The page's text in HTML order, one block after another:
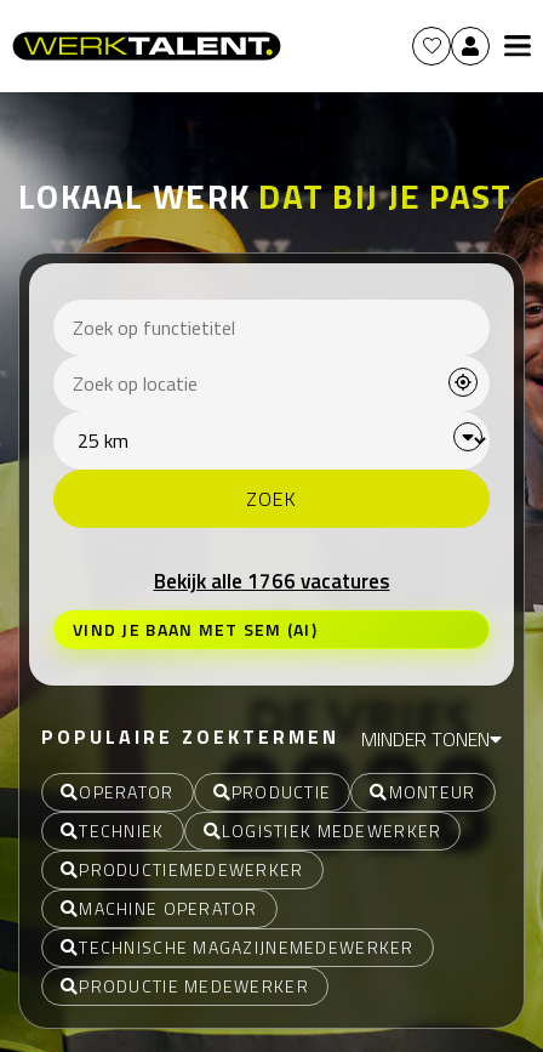
LOKAAL WERKDAT BIJ JE PAST
Bekijk alle 1766 vacatures
VIND JE BAAN MET SEM (AI)
POPULAIRE ZOEKTERMEN MINDER TONEN
OPERATOR PRODUCTIE
MONTEUR
TECHNIEK
LOGISTIEK MEDEWERKER
PRODUCTIEMEDEWERKER
MACHINE OPERATOR
TECHNISCHE MAGAZIJNEMEDEWERKER
PRODUCTIE MEDEWERKER